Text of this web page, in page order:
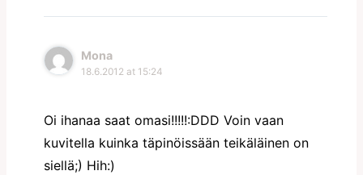
Mona
18.6.2012 at 15:24
Oi ihanaa saat omasi!!!!!:DDD Voin vaan
kuvitella kuinka täpinöissään teikäläinen on
siellä;) Hih:)